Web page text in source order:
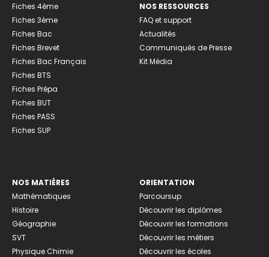
Fiches 4ème
Fiches 3ème
Fiches Bac
Fiches Brevet
Fiches Bac Français
Fiches BTS
Fiches Prépa
Fiches BUT
Fiches PASS
Fiches SUP
NOS RESSOURCES
FAQ et support
Actualités
Communiqués de Presse
Kit Média
NOS MATIÈRES
Mathématiques
Histoire
Géographie
SVT
Physique Chimie
ORIENTATION
Parcoursup
Découvrir les diplômes
Découvrir les formations
Découvrir les métiers
Découvrir les écoles